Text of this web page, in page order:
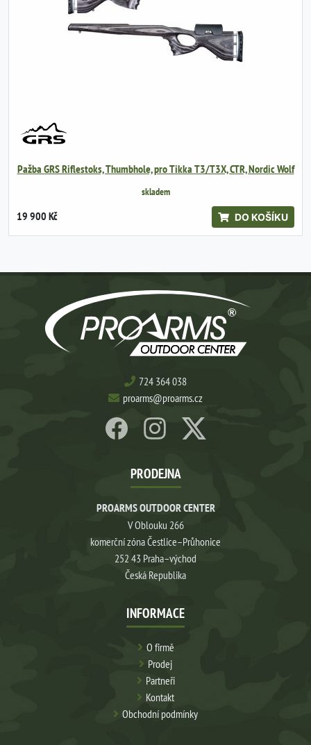
Pažba GRS Riflestoks, Thumbhole, pro Tikka T3/T3X, CTR, Nordic Wolf
skladem
19 900 Kč DO KOŠÍKU
724 364 038
proarms@proarms.cz
PRODEJNA
PROARMS OUTDOOR CENTER
V Oblouku 266
komerční zóna Čestlice–Průhonice
252 43 Praha–východ
Česká Republika
INFORMACE
O firmě
Prodej
Partneři
Kontakt
Obchodní podmínky